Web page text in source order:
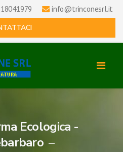
info@trinconesrl.it
Ecologica -